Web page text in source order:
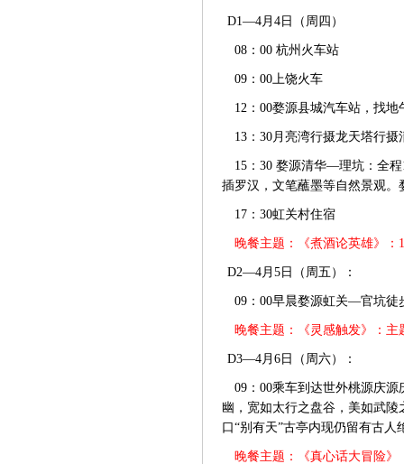
D1—4月4日（周四）
08：00 杭州火车站
09：00上饶火车
12：00婺源县城汽车站，找地
13：30月亮湾行摄龙天塔行摄
15：30 婺源清华—理坑：全
插罗汉，文笔蘸墨等自然景观
17：30虹关村住宿
晚餐主题：《煮酒论英雄》：
D2—4月5日（周五）：
09：00早晨婺源虹关—官坑徒
晚餐主题：《灵感触发》：
D3—4月6日（周六）：
09：00乘车到达世外桃源庆
幽，宽如太行之盘谷，美如武
口“别有天”古亭内现仍留有古人
晚餐主题：《真心话大冒险